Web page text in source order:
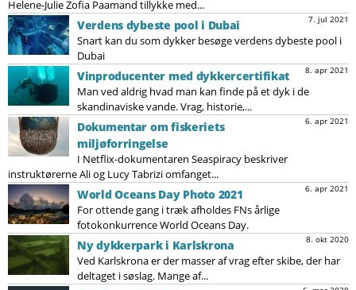
Helene-Julie Zofia Paamand tillykke med...
7. jul 2021
Verdens dybeste pool i Dubai
Snart kan du som dykker besøge verdens dybeste pool i
Dubai
8. apr 2021
Vinproducenter med dykkercertifikat
Man ved aldrig hvad man kan finde på et dyk i de
skandinaviske vande. Vrag, historie,...
6. apr 2021
Dokumentar om fiskeriets
miljøforringelse
I Netflix-dokumentaren Seaspiracy beskriver
instruktørerne Ali og Lucy Tabrizi omfanget...
6. apr 2021
World Oceans Day Photo 2021
For ottende gang i træk afholdes FNs årlige
fotokonkurrence World Oceans Day.
8. okt 2020
Ny dykkerpark i Karlskrona
Ved Karlskrona er der masser af vrag efter skibe, der har
deltaget i søslag. Mange af...